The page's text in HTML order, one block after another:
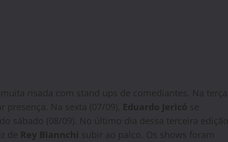
risada com stand ups de comediantes. Na terça
presença. Na sexta (07/09), Eduardo Jericó se
sábado (08/09). No último dia dessa terceira edição
de Rey Biannchi subir ao palco. Os shows foram